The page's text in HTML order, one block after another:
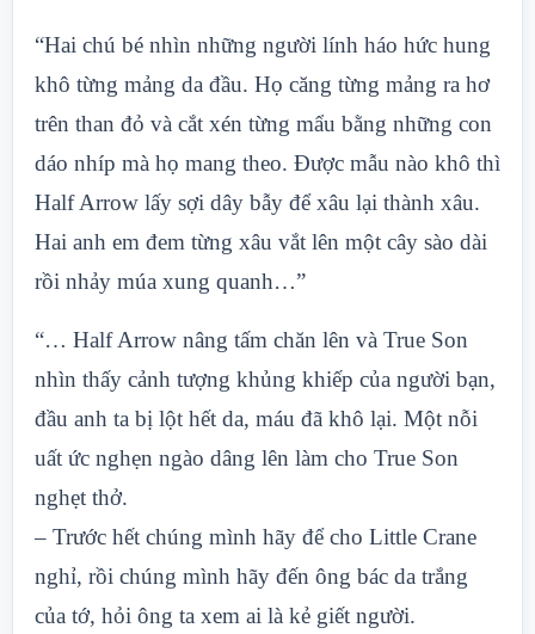
“Hai chú bé nhìn những người lính háo hức hung
khô từng mảng da đầu. Họ căng từng mảng ra hơ
trên than đỏ và cắt xén từng mẩu bằng những con
dáo nhíp mà họ mang theo. Được mẫu nào khô thì
Half Arrow lấy sợi dây bẫy để xâu lại thành xâu.
Hai anh em đem từng xâu vắt lên một cây sào dài
rồi nhảy múa xung quanh…”
“… Half Arrow nâng tấm chăn lên và True Son
nhìn thấy cảnh tượng khủng khiếp của người bạn,
đầu anh ta bị lột hết da, máu đã khô lại. Một nỗi
uất ức nghẹn ngào dâng lên làm cho True Son
nghẹt thở.
– Trước hết chúng mình hãy để cho Little Crane
nghỉ, rồi chúng mình hãy đến ông bác da trắng
của tớ, hỏi ông ta xem ai là kẻ giết người.